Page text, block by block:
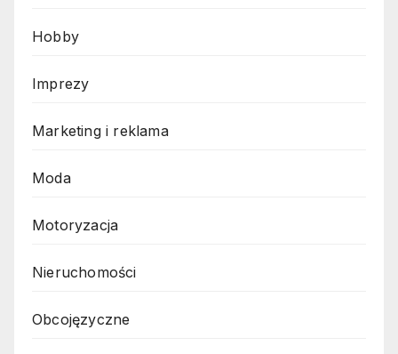
Hobby
Imprezy
Marketing i reklama
Moda
Motoryzacja
Nieruchomości
Obcojęzyczne